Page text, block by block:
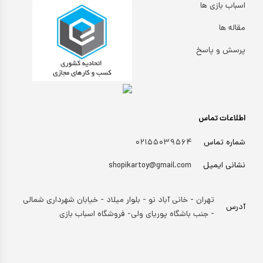
اطلاعات تماس
شماره تماس
۰۲۱۵۵۰۳۹۵۶۴
نشانی ایمیل
shopikartoy@gmail.com
آدرس
تهران - خانی آباد نو - بلوار میلاد - خیابان شهرداری شمالی
- جنب باشگاه پوریای ولی- فروشگاه اسباب بازی
اسباب بازی ها
مقاله ها
پرسش و پاسخ